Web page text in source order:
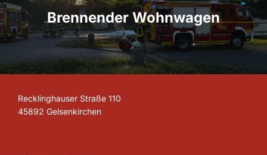
Brennender Wohnwagen
Recklinghauser Straße 110
45892 Gelsenkirchen